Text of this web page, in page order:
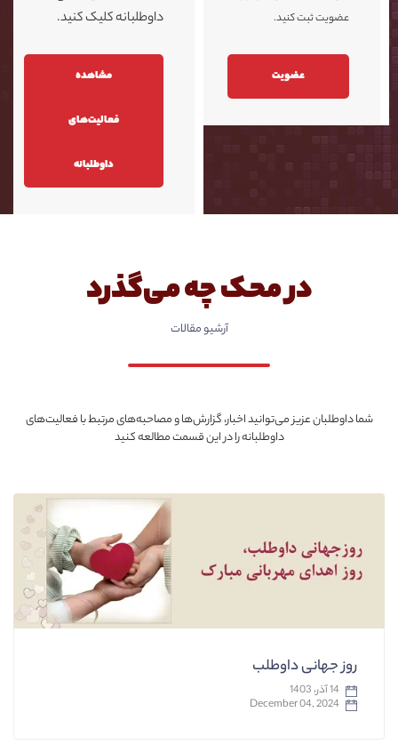
عضویت ثبت کنید.
عضویت
داوطلبانه کلیک کنید.
مشاهده
فعالیت‌های
داوطلبانه
در محک چه می‌گذرد
آرشیو مقالات
شما داوطلبان عزیز می‌توانید اخبار، گزارش‌ها و مصاحبه‌های مرتبط با فعالیت‌های
داوطلبانه را در این قسمت مطالعه کنید
روز جهانی داوطلب